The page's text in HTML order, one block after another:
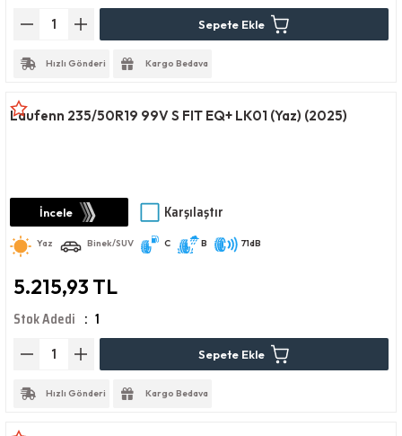
Sepete Ekle
Hızlı Gönderi Kargo Bedava
Laufenn 235/50R19 99V S FIT EQ+ LK01 (Yaz) (2025)
İncele Karşılaştır
Yaz Binek/SUV C B 71dB
5.215,93 TL
Stok Adedi 1
Sepete Ekle
Hızlı Gönderi Kargo Bedava